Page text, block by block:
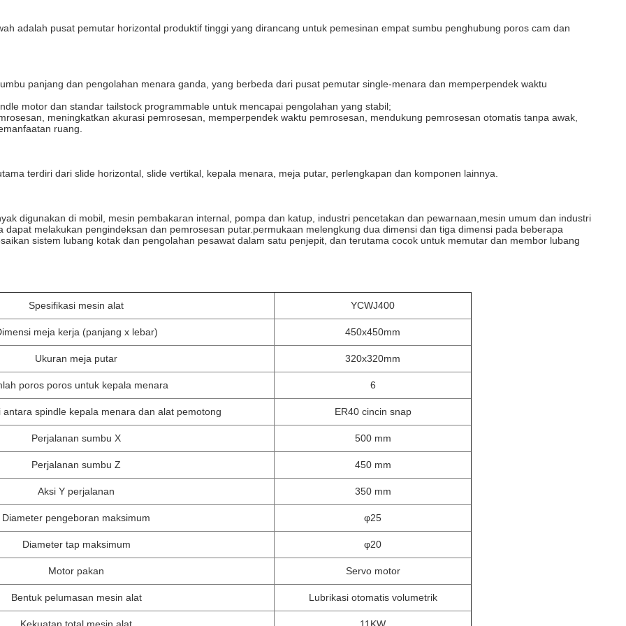
adalah pusat pemutar horizontal produktif tinggi yang dirancang untuk pemesinan empat sumbu penghubung poros cam dan
panjang dan pengolahan menara ganda, yang berbeda dari pusat pemutar single-menara dan memperpendek waktu
motor dan standar tailstock programmable untuk mencapai pengolahan yang stabil;
meningkatkan akurasi pemrosesan, memperpendek waktu pemrosesan, mendukung pemrosesan otomatis tanpa awak,
ruang.
terdiri dari slide horizontal, slide vertikal, kepala menara, meja putar, perlengkapan dan komponen lainnya.
digunakan di mobil, mesin pembakaran internal, pompa dan katup, industri pencetakan dan pewarnaan,mesin umum dan industri
melakukan pengindeksan dan pemrosesan putar.permukaan melengkung dua dimensi dan tiga dimensi pada beberapa
sistem lubang kotak dan pengolahan pesawat dalam satu penjepit, dan terutama cocok untuk memutar dan membor lubang
Spesifikasi mesin alat YCWJ400
meja kerja (panjang x lebar) 450x450mm
Ukuran meja putar 320x320mm
poros poros untuk kepala menara 6
antara spindle kepala menara dan alat pemotong ER40 cincin snap
Perjalanan sumbu X 500 mm
Perjalanan sumbu Z 450 mm
Aksi Y perjalanan 350 mm
Diameter pengeboran maksimum φ25
Diameter tap maksimum φ20
Motor pakan Servo motor
Bentuk pelumasan mesin alat Lubrikasi otomatis volumetrik